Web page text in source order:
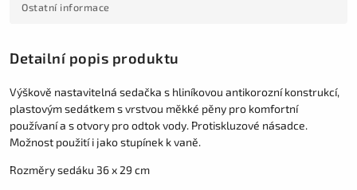
Ostatní informace
Detailní popis produktu
Výškově nastavitelná sedačka s hliníkovou antikorozní konstrukcí,
plastovým sedátkem s vrstvou měkké pěny pro komfortní
používaní a s otvory pro odtok vody. Protiskluzové násadce.
Možnost použití i jako stupínek k vaně.
Rozměry sedáku 36 x 29 cm